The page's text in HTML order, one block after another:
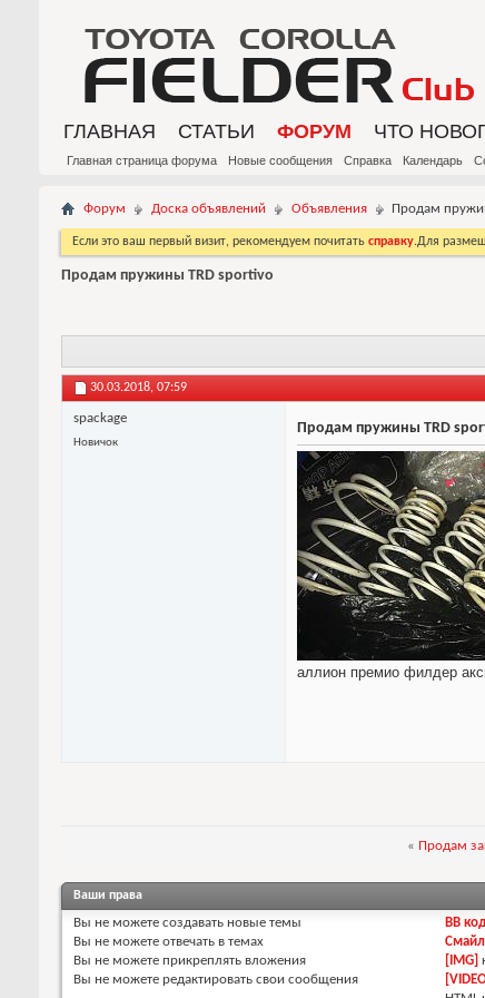
ГЛАВНАЯ СТАТЬИ ФОРУМ
Главная страница форума Новые сообщения Справка Календарь
ЧТО
Форум Доска объявлений Объявления Продам
Если это ваш первый визит, рекомендуем почитать справку.Для
Продам пружины TRD sportivo
30.03.2018, 07:59
spackage
Новичок
Продам пружины TRD
аллион премио филдер
« Продам
Ваши права
Вы не можете создавать новые темы
Вы не можете отвечать в темах
Вы не можете прикреплять вложения
Вы не можете редактировать свои сообщения
BB
[IMG]